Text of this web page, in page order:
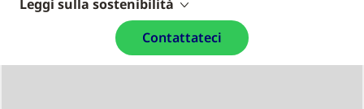
Leggi sulla sostenibilità
Contattateci